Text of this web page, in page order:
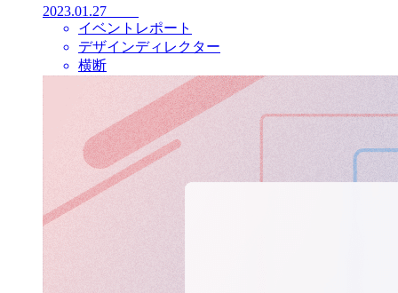
2023.01.27
イベントレポート
デザインディレクター
横断